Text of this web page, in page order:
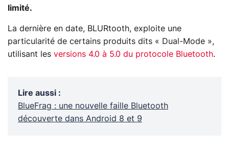
limité.
La dernière en date, BLURtooth, exploite une
particularité de certains produits dits « Dual-Mode »,
utilisant les versions 4.0 à 5.0 du protocole Bluetooth.
Lire aussi :
BlueFrag : une nouvelle faille Bluetooth
découverte dans Android 8 et 9